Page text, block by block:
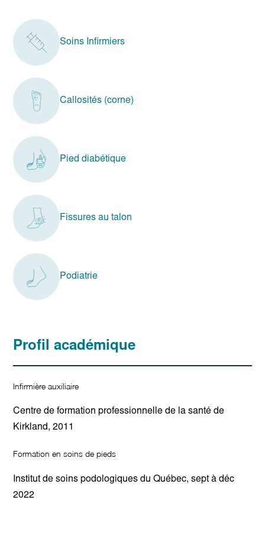
Soins Infirmiers
Callosités (corne)
Pied diabétique
Fissures au talon
Podiatrie
Profil académique
Infirmière auxiliaire
Centre de formation professionnelle de la santé de
Kirkland, 2011
Formation en soins de pieds
Institut de soins podologiques du Québec, sept à déc
2022